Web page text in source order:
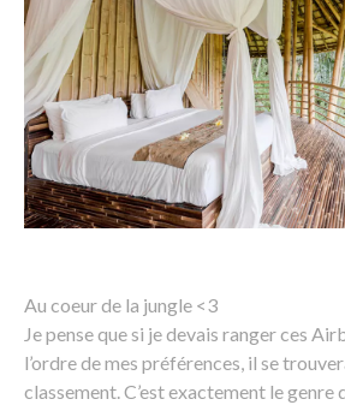
Au coeur de la jungle <3
Je pense que si je devais ranger ces
l’ordre de mes préférences, il se
classement. C’est exactement le genre